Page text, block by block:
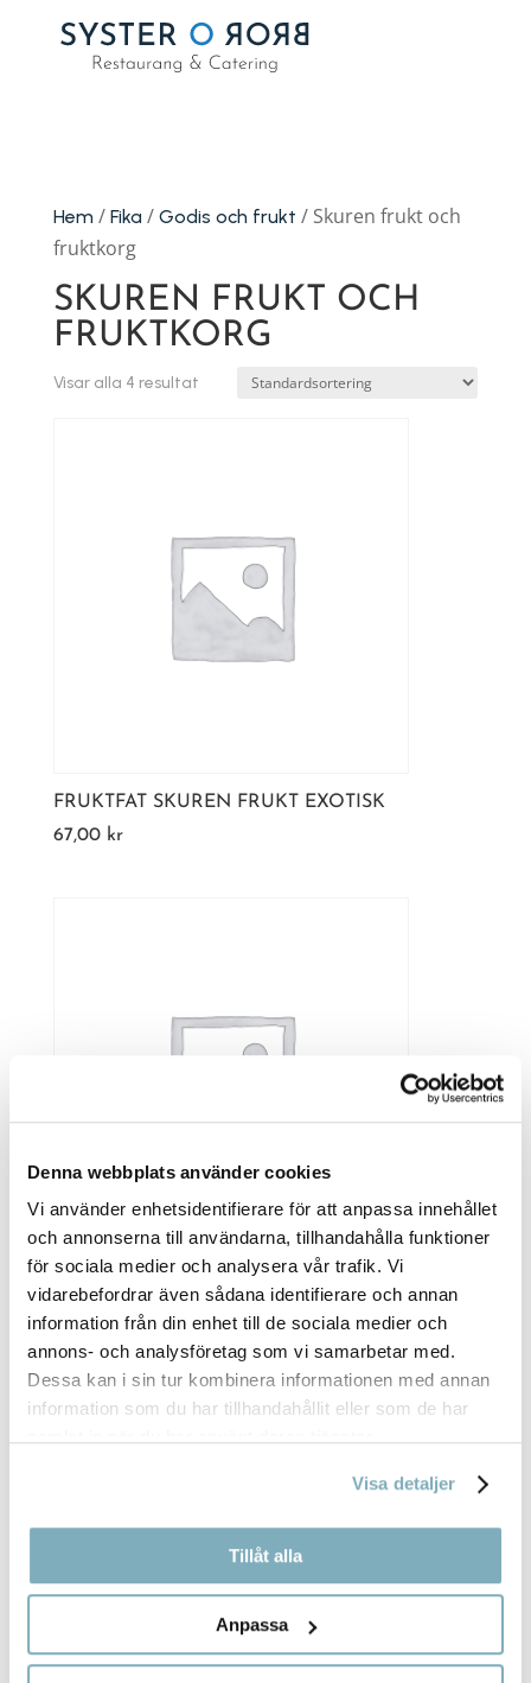
Denna webbplats använder cookies
Vi använder enhetsidentifierare för att anpassa innehållet
och annonserna till användarna, tillhandahålla funktioner
för sociala medier och analysera vår trafik. Vi
vidarebefordrar även sådana identifierare och annan
information från din enhet till de sociala medier och
annons- och analysföretag som vi samarbetar med.
Dessa kan i sin tur kombinera informationen med annan
information som du har tillhandahållit eller som de har
Visa detaljer
Tillåt alla
Anpassa
Hem / Fika / Godis och frukt / Skuren frukt och
fruktkorg
SKUREN FRUKT OCH
FRUKTKORG
Visar alla 4 resultat
FRUKTFAT SKUREN FRUKT EXOTISK
67,00 kr
FRUKTFAT SKUREN FRUKT VANLIG
47,00kr